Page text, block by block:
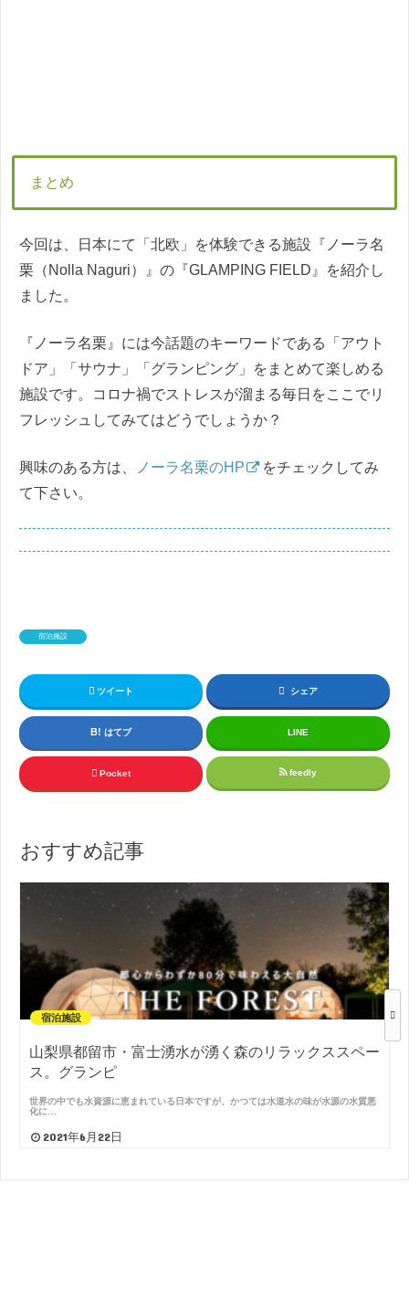
まとめ
今回は、日本にて「北欧」を体験できる施設『ノーラ名
栗（Nolla Naguri）』の『GLAMPING FIELD』を紹介し
ました。
『ノーラ名栗』には今話題のキーワードである「アウト
ドア」「サウナ」「グランピング」をまとめて楽しめる
施設です。コロナ禍でストレスが溜まる毎日をここでリ
フレッシュしてみてはどうでしょうか？
興味のある方は、 ノーラ名栗のHP
をチェックしてみ
て下さい。
宿泊施設
ツイート シェア
はてブ LINE
Pocket feedly
おすすめ記事
宿泊施設
山梨県都留市・富士湧水が湧く森のリラックススペー
ス。グランピ
世界の中でも水資源に恵まれている日本ですが、かつては水道水の味が水源の水質悪
化に…
2021年6月22日